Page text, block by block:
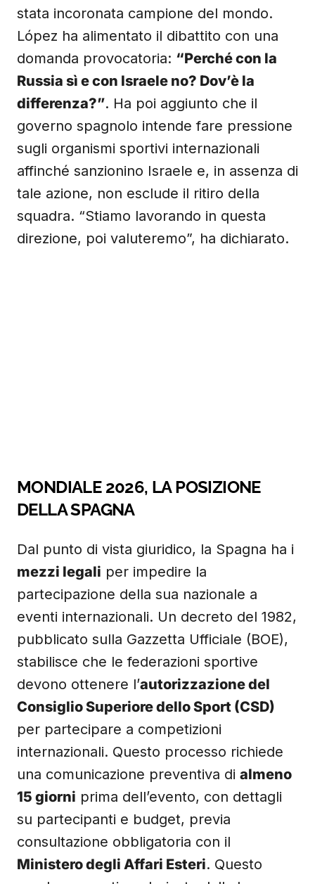
stata incoronata campione del mondo.
López ha alimentato il dibattito con una
domanda provocatoria: “Perché con la
Russia sì e con Israele no? Dov’è la
differenza?”. Ha poi aggiunto che il
governo spagnolo intende fare pressione
sugli organismi sportivi internazionali
affinché sanzionino Israele e, in assenza di
tale azione, non esclude il ritiro della
squadra. “Stiamo lavorando in questa
direzione, poi valuteremo”, ha dichiarato.
MONDIALE 2026, LA POSIZIONE
DELLA SPAGNA
Dal punto di vista giuridico, la Spagna ha i
mezzi legali per impedire la
partecipazione della sua nazionale a
eventi internazionali. Un decreto del 1982,
pubblicato sulla Gazzetta Ufficiale (BOE),
stabilisce che le federazioni sportive
devono ottenere l’autorizzazione del
Consiglio Superiore dello Sport (CSD)
per partecipare a competizioni
internazionali. Questo processo richiede
una comunicazione preventiva di almeno
15 giorni prima dell’evento, con dettagli
su partecipanti e budget, previa
consultazione obbligatoria con il
Ministero degli Affari Esteri. Questo